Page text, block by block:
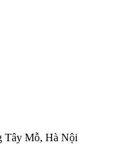
Tây Mỗ, Hà Nội